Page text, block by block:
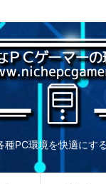
種PC環境を快適にす